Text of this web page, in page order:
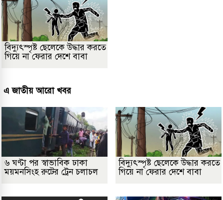
বিদ্যুৎস্পৃষ্ট ছেলেকে উদ্ধার করতে
গিয়ে না ফেরার দেশে বাবা
এ জাতীয় আরো খবর
৬ ঘণ্টা পর স্বাভাবিক ঢাকা
ময়মনসিংহ রুটের ট্রেন চলাচল
বিদ্যুৎস্পৃষ্ট ছেলেকে উদ্ধার করতে
গিয়ে না ফেরার দেশে বাবা